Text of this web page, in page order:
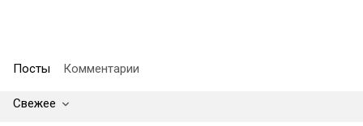
Посты Комментарии
Свежее